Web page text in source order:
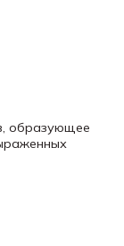
образующее